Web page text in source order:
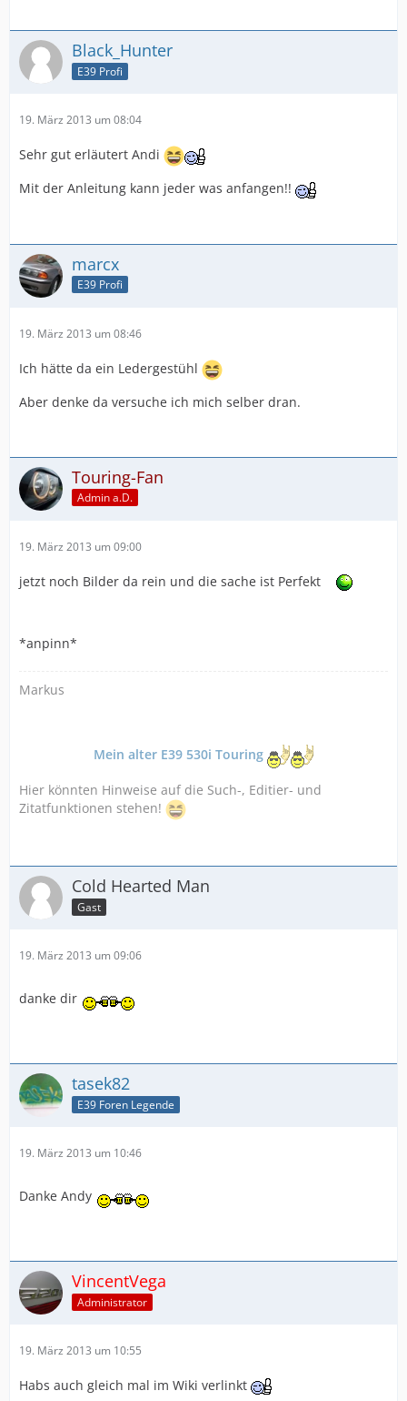
Black_Hunter
E39 Profi
19. März 2013 um 08:04
Sehr gut erläutert Andi
Mit der Anleitung kann jeder was anfangen!!
marcx
E39 Profi
19. März 2013 um 08:46
Ich hätte da ein Ledergestühl
Aber denke da versuche ich mich selber dran.
Touring-Fan
Admin a.D.
19. März 2013 um 09:00
jetzt noch Bilder da rein und die sache ist Perfekt
*anpinn*
Markus
Mein alter E39 530i Touring
Hier könnten Hinweise auf die Such-, Editier- und
Zitatfunktionen stehen!
Cold Hearted Man
Gast
19. März 2013 um 09:06
danke dir
tasek82
E39 Foren Legende
19. März 2013 um 10:46
Danke Andy
VincentVega
Administrator
19. März 2013 um 10:55
Habs auch gleich mal im Wiki verlinkt